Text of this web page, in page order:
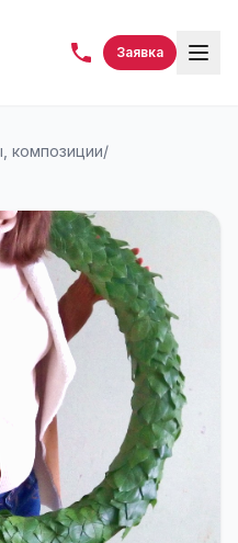
Заявка
композиции/